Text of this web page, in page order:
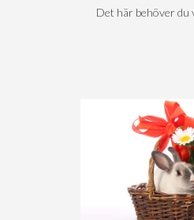
Det här behöver du